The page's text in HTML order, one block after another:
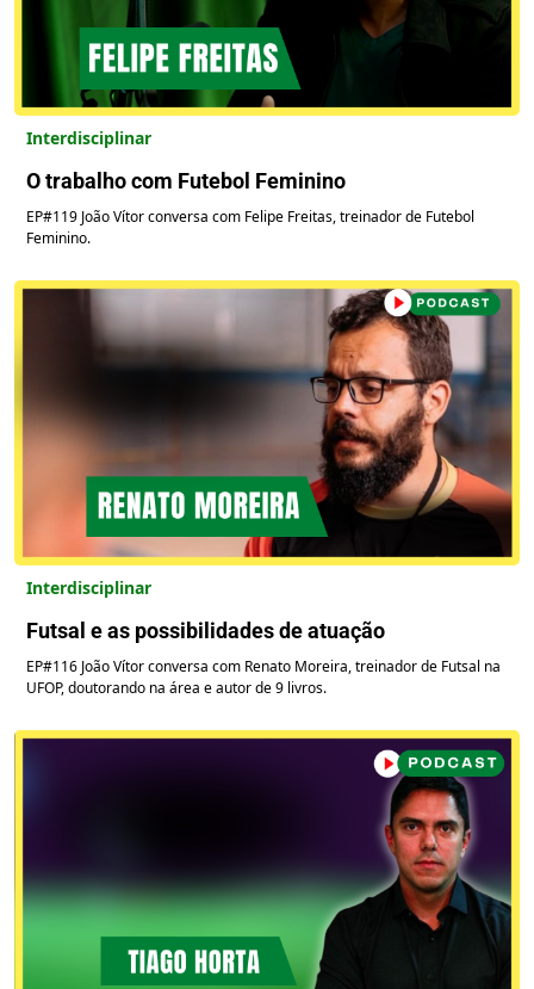
Interdisciplinar
O trabalho com Futebol Feminino
EP#119 João Vítor conversa com Felipe Freitas, treinador de Futebol
Feminino.
Interdisciplinar
Futsal e as possibilidades de atuação
EP#116 João Vítor conversa com Renato Moreira, treinador de Futsal na
UFOP, doutorando na área e autor de 9 livros.